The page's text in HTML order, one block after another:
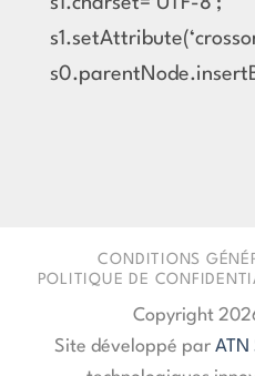
CONDITIONS
POLITIQUE DE
Copyright
Site développé par ATN